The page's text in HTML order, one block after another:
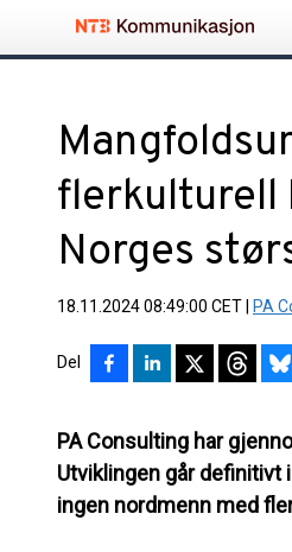
flerkulturell
Norges
18.11.2024 08:49:00 CET PA
Del
PA Consulting har
Utviklingen går definitivt
ingen nordmenn med